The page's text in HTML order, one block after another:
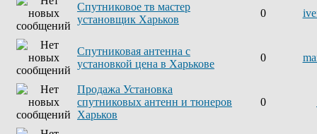
Спутниковое тв мастер
установщик Харьков
0
Спутниковая антенна с
установкой цена в Харькове
0
Продажа Установка
спутниковых антенн и тюнеров
Харьков
0